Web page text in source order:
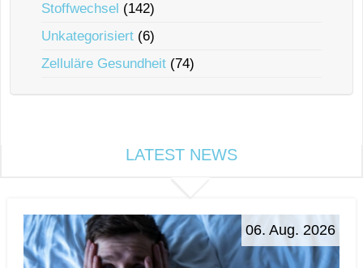
Stoffwechsel (142)
Unkategorisiert (6)
Zelluläre Gesundheit (74)
LATEST NEWS
06. Aug. 2026